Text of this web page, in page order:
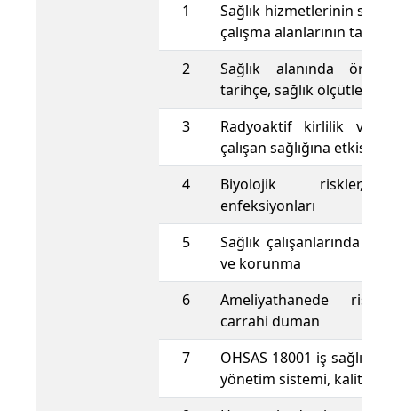
1
Sağlık hizmetlerinin
çalışma alanlarının
2
Sağlık alanında
tarihçe, sağlık ölçütleri
3
Radyoaktif kirlilik ve
çalışan sağlığına etkisi
4
Biyolojik riskler,
enfeksiyonları
5
Sağlık çalışanlarında
ve korunma
6
Ameliyathanede risk
carrahi duman
7
OHSAS 18001 iş sağlığı
yönetim sistemi, kalite,